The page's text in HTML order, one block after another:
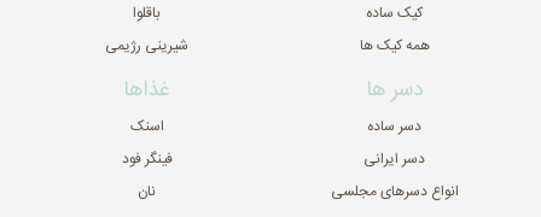
کیک ساده
همه کیک ها
باقلوا
شیرینی رژیمی
دسر ها
دسر ساده
دسر ایرانی
انواع دسرهای مجلسی
غذاها
اسنک
فینگر فود
نان